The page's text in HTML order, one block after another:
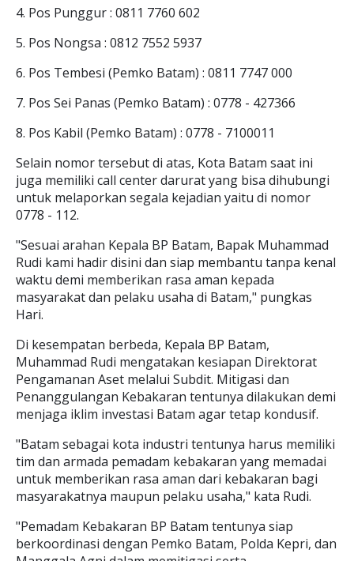
4. Pos Punggur : 0811 7760 602
5. Pos Nongsa : 0812 7552 5937
6. Pos Tembesi (Pemko Batam) : 0811 7747 000
7. Pos Sei Panas (Pemko Batam) : 0778 - 427366
8. Pos Kabil (Pemko Batam) : 0778 - 7100011
Selain nomor tersebut di atas, Kota Batam saat ini
juga memiliki call center darurat yang bisa dihubungi
untuk melaporkan segala kejadian yaitu di nomor
0778 - 112.
"Sesuai arahan Kepala BP Batam, Bapak Muhammad
Rudi kami hadir disini dan siap membantu tanpa kenal
waktu demi memberikan rasa aman kepada
masyarakat dan pelaku usaha di Batam," pungkas
Hari.
Di kesempatan berbeda, Kepala BP Batam,
Muhammad Rudi mengatakan kesiapan Direktorat
Pengamanan Aset melalui Subdit. Mitigasi dan
Penanggulangan Kebakaran tentunya dilakukan demi
menjaga iklim investasi Batam agar tetap kondusif.
"Batam sebagai kota industri tentunya harus memiliki
tim dan armada pemadam kebakaran yang memadai
untuk memberikan rasa aman dari kebakaran bagi
masyarakatnya maupun pelaku usaha," kata Rudi.
"Pemadam Kebakaran BP Batam tentunya siap
berkoordinasi dengan Pemko Batam, Polda Kepri, dan